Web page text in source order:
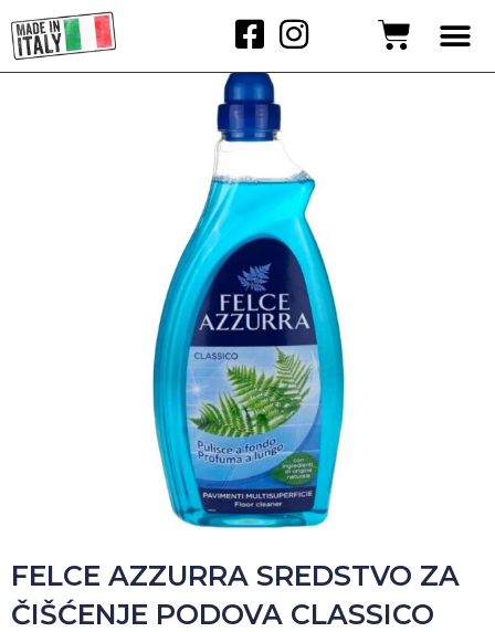
FELCE AZZURRA SREDSTVO ZA
ČIŠĆENJE PODOVA CLASSICO